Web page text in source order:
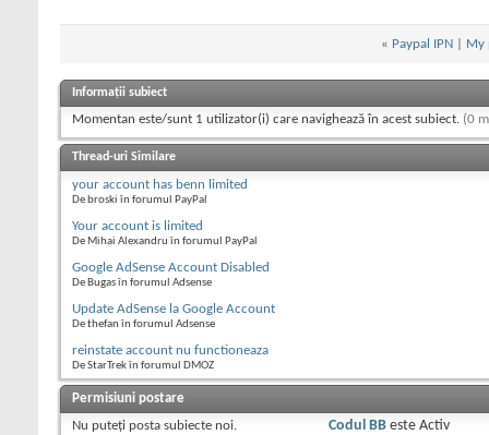
« Paypal IPN My
Informații subiect
Momentan este/sunt 1 utilizator(i) care navighează în acest subiect. (0
Thread-uri Similare
your account has benn limited
De broski în forumul PayPal
Your account is limited
De Mihai Alexandru în forumul PayPal
Google AdSense Account Disabled
De Bugas în forumul Adsense
Update AdSense la Google Account
De thefan în forumul Adsense
reinstate account nu functioneaza
De StarTrek în forumul DMOZ
Permisiuni postare
Nu puteţi posta subiecte noi.
Codul BBeste Activ